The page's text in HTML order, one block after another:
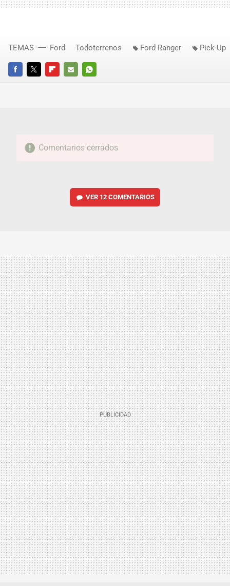
FACEBOOKTWITTERFLIPBOARD
E-
WHATSAPP
TEMAS Ford Todoterrenos Ford Ranger Pick-Up
Comentarios cerrados
VER 12 COMENTARIOS